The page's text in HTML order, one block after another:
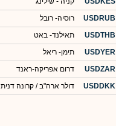
USDRUB
רוסיה- רובל
USDTHB
תאילנד- באט
USDYER
תימן- ריאל
USDZAR
דרום אפריקה-ראנד
USDDKK
דולר ארה"ב / קרונה דנית